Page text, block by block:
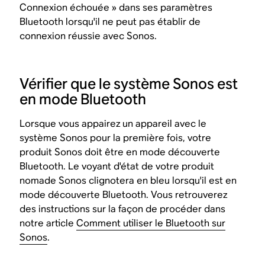
Connexion échouée » dans ses paramètres
Bluetooth lorsqu'il ne peut pas établir de
connexion réussie avec Sonos.
Vérifier que le système Sonos est
en mode Bluetooth
Lorsque vous appairez un appareil avec le
système Sonos pour la première fois, votre
produit Sonos doit être en mode découverte
Bluetooth. Le voyant d'état de votre produit
nomade Sonos clignotera en bleu lorsqu'il est en
mode découverte Bluetooth. Vous retrouverez
des instructions sur la façon de procéder dans
notre articleComment utiliser le Bluetooth sur
Sonos.